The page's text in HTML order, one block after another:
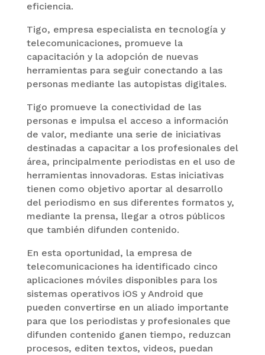
eficiencia.
Tigo, empresa especialista en tecnología y
telecomunicaciones, promueve la
capacitación y la adopción de nuevas
herramientas para seguir conectando a las
personas mediante las autopistas digitales.
Tigo promueve la conectividad de las
personas e impulsa el acceso a información
de valor, mediante una serie de iniciativas
destinadas a capacitar a los profesionales del
área, principalmente periodistas en el uso de
herramientas innovadoras. Estas iniciativas
tienen como objetivo aportar al desarrollo
del periodismo en sus diferentes formatos y,
mediante la prensa, llegar a otros públicos
que también difunden contenido.
En esta oportunidad, la empresa de
telecomunicaciones ha identificado cinco
aplicaciones móviles disponibles para los
sistemas operativos iOS y Android que
pueden convertirse en un aliado importante
para que los periodistas y profesionales que
difunden contenido ganen tiempo, reduzcan
procesos, editen textos, videos, puedan